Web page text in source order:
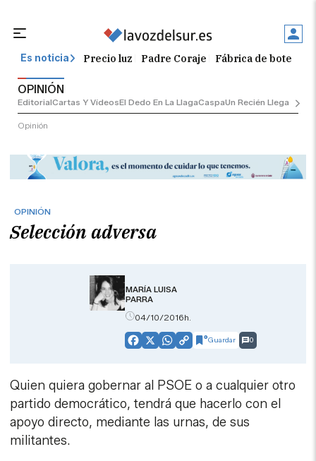
Es noticia Precio luz Padre Coraje Fábrica de botellas
OPINIÓN
EditorialCartas Y VídeosEl Dedo En La LlagaCaspaUn Recién Llegado
Opinión
OPINIÓN
Selección adversa
MARÍA LUISA
PARRA
04/10/2016h.
Facebook
X WhatsApp
CopyGuardar 0
Quien quiera gobernar al PSOE o a cualquier otro
partido democrático, tendrá que hacerlo con el
apoyo directo, mediante las urnas, de sus
militantes.